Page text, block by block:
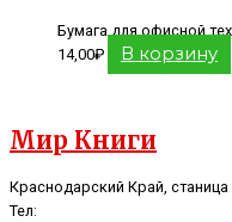
Бумага для офисной
14,00₽ В корзину
Мир Книги
Краснодарский Край,
Тел: